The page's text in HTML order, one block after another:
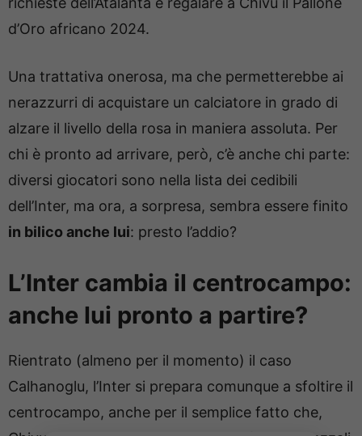
d’Oro africano 2024.
Una trattativa onerosa, ma che permetterebbe ai
nerazzurri di acquistare un calciatore in grado di
alzare il livello della rosa in maniera assoluta. Per
chi è pronto ad arrivare, però, c’è anche chi parte:
diversi giocatori sono nella lista dei cedibili
dell’Inter, ma ora, a sorpresa, sembra essere finito
in bilico anche lui: presto l’addio?
L’Inter cambia il centrocampo:
anche lui pronto a partire?
Rientrato (almeno per il momento) il caso
Calhanoglu, l’Inter si prepara comunque a sfoltire il
centrocampo, anche per il semplice fatto che,